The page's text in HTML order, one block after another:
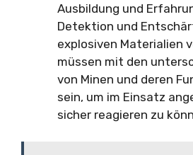
Ausbildung und
Detektion und
explosiven Materialien
müssen mit den
von Minen und deren
sein, um im Einsatz
sicher reagieren zu